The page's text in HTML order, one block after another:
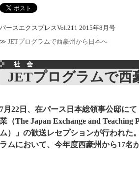
パースエクスプレスVol.211 2015年8月号
≫ JETプログラムで西豪州から日本へ
社 会
JETプログラムで西
7月22日、在パース日本総領事公邸に
業（The Japan Exchange and
ム）」の歓送レセプションが行われた
ラムにおいて、今年度西豪州から17名